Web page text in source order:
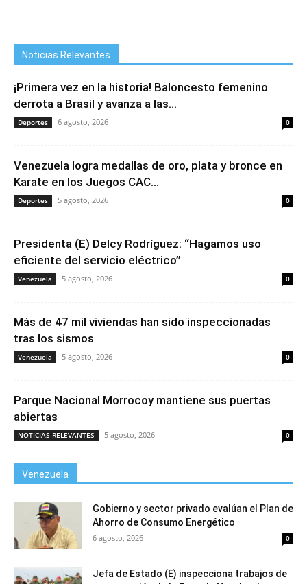
Noticias Relevantes
¡Primera vez en la historia! Baloncesto femenino
derrota a Brasil y avanza a las...
Deportes 6 agosto, 2026 0
Venezuela logra medallas de oro, plata y bronce en
Karate en los Juegos CAC...
Deportes 5 agosto, 2026 0
Presidenta (E) Delcy Rodríguez: “Hagamos uso
eficiente del servicio eléctrico”
Venezuela 5 agosto, 2026 0
Más de 47 mil viviendas han sido inspeccionadas
tras los sismos
Venezuela 5 agosto, 2026 0
Parque Nacional Morrocoy mantiene sus puertas
abiertas
NOTICIAS RELEVANTES 5 agosto, 2026 0
Venezuela
Gobierno y sector privado evalúan el Plan de
Ahorro de Consumo Energético
6 agosto, 2026 0
Jefa de Estado (E) inspecciona trabajos de